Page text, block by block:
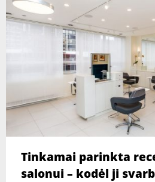
Tinkamai parinkta
salonui – kodėl ji